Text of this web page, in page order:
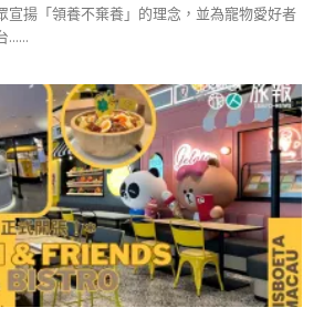
宣揚「領養不棄養」的理念，並為寵物愛好者
......